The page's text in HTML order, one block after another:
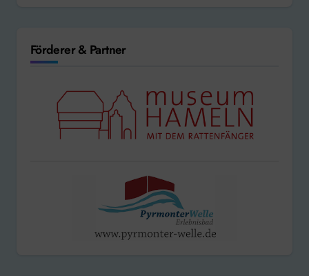
Förderer & Partner